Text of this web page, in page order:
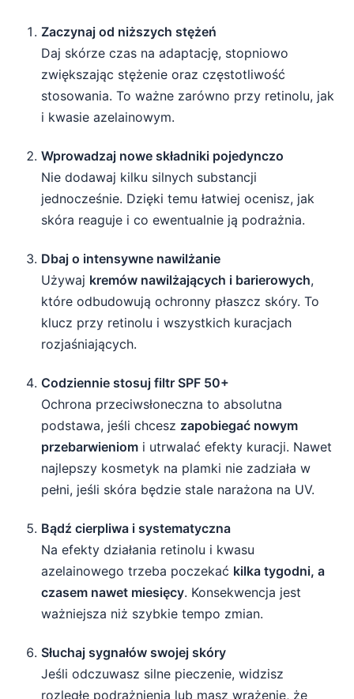
Zaczynaj od niższych stężeń
Daj skórze czas na adaptację, stopniowo
zwiększając stężenie oraz częstotliwość
stosowania. To ważne zarówno przy retinolu, jak
i kwasie azelainowym.
Wprowadzaj nowe składniki pojedynczo
Nie dodawaj kilku silnych substancji
jednocześnie. Dzięki temu łatwiej ocenisz, jak
skóra reaguje i co ewentualnie ją podrażnia.
Dbaj o intensywne nawilżanie
Używaj kremów nawilżających i barierowych,
które odbudowują ochronny płaszcz skóry. To
klucz przy retinolu i wszystkich kuracjach
rozjaśniających.
Codziennie stosuj filtr SPF 50+
Ochrona przeciwsłoneczna to absolutna
podstawa, jeśli chcesz zapobiegać nowym
przebarwieniom i utrwalać efekty kuracji. Nawet
najlepszy kosmetyk na plamki nie zadziała w
pełni, jeśli skóra będzie stale narażona na UV.
Bądź cierpliwa i systematyczna
Na efekty działania retinolu i kwasu
azelainowego trzeba poczekać kilka tygodni, a
czasem nawet miesięcy. Konsekwencja jest
ważniejsza niż szybkie tempo zmian.
Słuchaj sygnałów swojej skóry
Jeśli odczuwasz silne pieczenie, widzisz
rozległe podrażnienia lub masz wrażenie, że